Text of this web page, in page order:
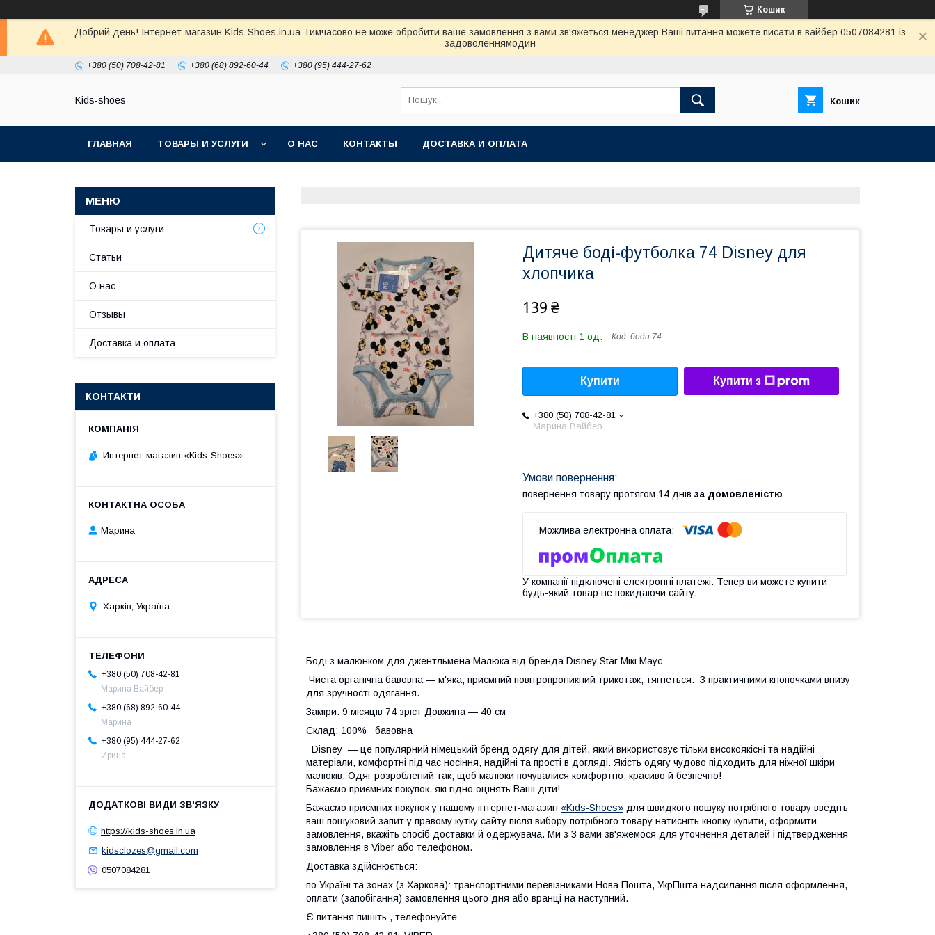
Кошик
Добрий день! Інтернет-магазин Kids-Shoes.in.ua Тимчасово не може обробити ваше замовлення з вами зв'яжеться менеджер Ваші питання можете писати в вайбер 0507084281 із
задоволеннямодин
+380 (50) 708-42-81 +380 (68) 892-60-44 +380 (95) 444-27-62
Kids-shoes Кошик
ГЛАВНАЯ ТОВАРЫ И УСЛУГИ О НАС КОНТАКТЫ ДОСТАВКА И ОПЛАТА
Дитяче боді-футболка 74 Disney для
хлопчика
139 ₴
В наявності 1 од. Код: боди 74
Купити Купити з
+380 (50) 708-42-81
Марина Вайбер
повернення товару протягом 14 днів за домовленістю
У компанії підключені електронні платежі. Тепер ви можете купити
будь-який товар не покидаючи сайту.
Боді з малюнком для джентльмена Малюка від бренда Disney Star Мікі Маус
Чиста органічна бавовна — м'яка, приємний повітропроникний трикотаж, тягнеться. З практичними кнопочками внизу
для зручності одягання.
Заміри: 9 місяців 74 зріст Довжина — 40 см
Склад: 100% бавовна
Disney — це популярний німецький бренд одягу для дітей, який використовує тільки високоякісні та надійні
матеріали, комфортні під час носіння, надійні та прості в догляді. Якість одягу чудово підходить для ніжної шкіри
малюків. Одяг розроблений так, щоб малюки почувалися комфортно, красиво й безпечно!
Бажаємо приємних покупок, які гідно оцінять Ваші діти!
Бажаємо приємних покупок у нашому інтернет-магазин «Kids-Shoes» для швидкого пошуку потрібного товару введіть
ваш пошуковий запит у правому кутку сайту після вибору потрібного товару натисніть кнопку купити, оформити
замовлення, вкажіть спосіб доставки й одержувача. Ми з З вами зв'яжемося для уточнення деталей і підтвердження
замовлення в Viber або телефоном.
Доставка здійснюється:
по Україні та зонах (з Харкова): транспортними перевізниками Нова Пошта, УкрПшта надсилання після оформлення,
оплати (запобігання) замовлення цього дня або вранці на наступний.
Є питання пишіть , телефонуйте
Товары и услуги
Статьи
О нас
Отзывы
Доставка и оплата
КОНТАКТИ
Интернет-магазин «Kids-Shoes»
Марина
Харків, Україна
+380 (50) 708-42-81
Марина Вайбер
+380 (68) 892-60-44
Марина
+380 (95) 444-27-62
Ирина
https://kids-shoes.in.ua
kidsclozes@gmail.com
0507084281